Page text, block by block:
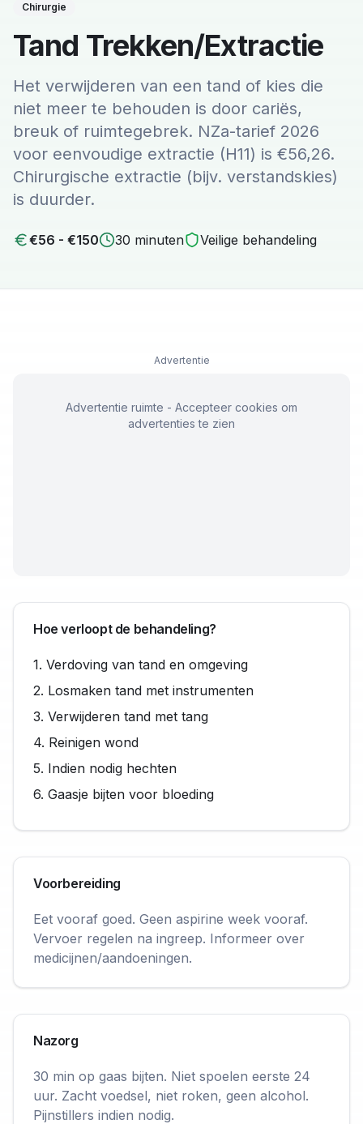
Chirurgie
Tand Trekken/Extractie
Het verwijderen van een tand of kies die
niet meer te behouden is door cariës,
breuk of ruimtegebrek. NZa-tarief 2026
voor eenvoudige extractie (H11) is €56,26.
Chirurgische extractie (bijv. verstandskies)
is duurder.
€56 - €150 30 minuten Veilige behandeling
Advertentie
Advertentie ruimte - Accepteer cookies om
advertenties te zien
Hoe verloopt de behandeling?
1. Verdoving van tand en omgeving
2. Losmaken tand met instrumenten
3. Verwijderen tand met tang
4. Reinigen wond
5. Indien nodig hechten
6. Gaasje bijten voor bloeding
Voorbereiding
Eet vooraf goed. Geen aspirine week vooraf.
Vervoer regelen na ingreep. Informeer over
medicijnen/aandoeningen.
Nazorg
30 min op gaas bijten. Niet spoelen eerste 24
uur. Zacht voedsel, niet roken, geen alcohol.
Pijnstillers indien nodig.